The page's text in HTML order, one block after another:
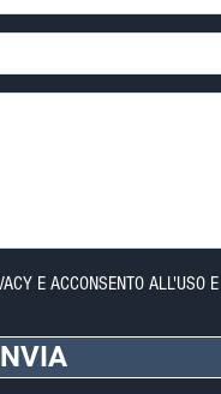
E ACCONSENTO ALL'USO